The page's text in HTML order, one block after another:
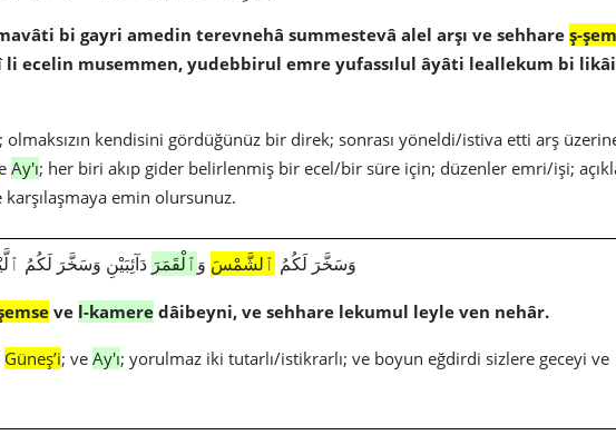
bi gayri amedin terevnehâ summestevâ alel arşı ve sehhare ş-
li ecelin musemmen, yudebbirul emre yufassılul âyâti leallekum bi likâi
kendisini gördüğünüz bir direk; sonrası yöneldi/istiva etti arş
Ay'ı; her biri akıp gider belirlenmiş bir ecel/bir süre için; düzenler emri/işi;
emin olursunuz.
1781|14|33|وَسَخَّرَ لَكُمُ ٱلشَّمْسَ وَٱلْقَمَرَ دَآئِبَيْنِ وَسَخَّرَ لَكُمُ
ve l-kamere dâibeyni, ve sehhare lekumul leyle ven nehâr.
Güneş’i; ve Ay'ı; yorulmaz iki tutarlı/istikrarlı; ve boyun eğdirdi sizlere geceyi ve